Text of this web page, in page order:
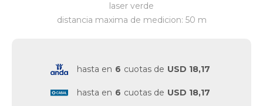
laser verde
distancia maxima de medicion: 50 m
hasta en 6 cuotas de USD 18,17
hasta en 6 cuotas de USD 18,17
Juguetes y artículos para bebé
Ferretería